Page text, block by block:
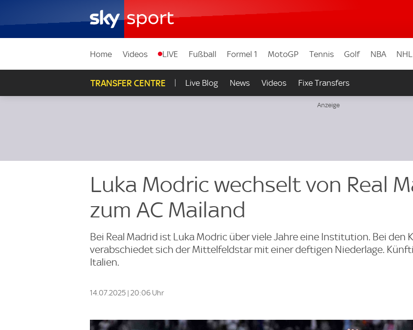
Home Videos LIVE Fußball Formel 1 MotoGP Tennis Golf NBA NHL
TRANSFER CENTRE Live Blog News Videos Fixe Transfers
Luka Modric wechselt von Real
zum AC Mailand
Bei Real Madrid ist Luka Modric über viele Jahre eine Institution. Bei den
verabschiedet sich der Mittelfeldstar mit einer deftigen Niederlage.
Italien.
14.07.2025 | 20:06 Uhr